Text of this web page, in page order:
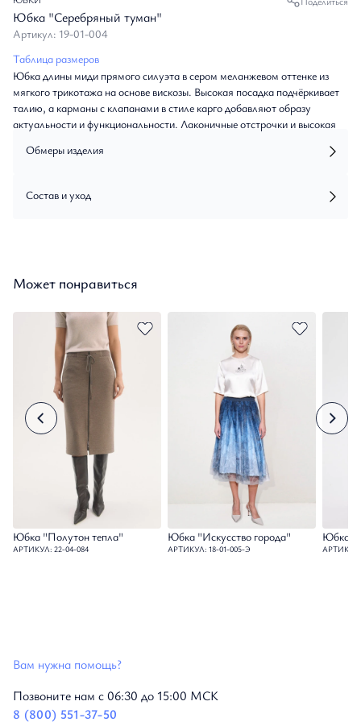
Юбка "Серебряный туман"
Артикул: 19-01-004
Таблица размеров
Юбка длины миди прямого силуэта в сером меланжевом оттенке из
мягкого трикотажа на основе вискозы. Высокая посадка подчёркивает
талию, а карманы с клапанами в стиле карго добавляют образу
актуальности и функциональности. Лаконичные отстрочки и высокая
гардероб, позволяя создавать элегантные и расслабленные образы на
Обмеры изделия
Состав и уход
Может понравиться
Юбка "Полутон тепла"
АРТИКУЛ: 22-04-084
Юбка "Искусство города"
АРТИКУЛ: 18-01-005-Э
Юбка
АРТИКУЛ:
Вам нужна помощь?
Позвоните нам с 06:30 до 15:00 МСК
8 (800) 551-37-50